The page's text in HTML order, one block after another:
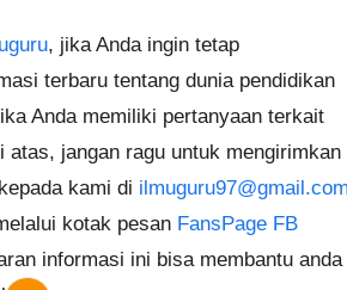
, jika Anda ingin tetap
terbaru tentang dunia pendidikan
Anda memiliki pertanyaan terkait
atas, jangan ragu untuk mengirimkan
kami di
kotak pesan FansPage FB
informasi ini bisa membantu anda